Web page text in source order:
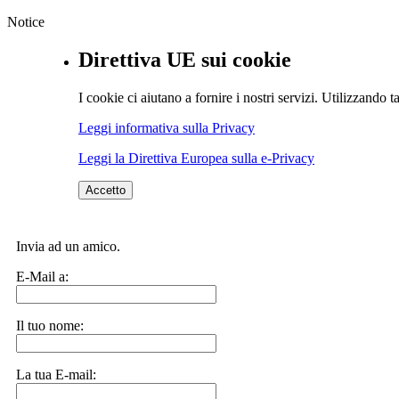
Notice
Direttiva UE sui cookie
I cookie ci aiutano a fornire i nostri servizi. Utilizzando
Leggi informativa sulla Privacy
Leggi la Direttiva Europea sulla e-Privacy
Accetto
Invia ad un amico.
E-Mail a:
Il tuo nome:
La tua E-mail: